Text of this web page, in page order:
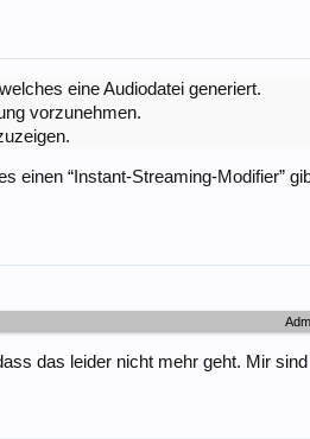
eine Audiodatei generiert.
vorzunehmen.
einen “Instant-Streaming-Modifier”
das leider nicht mehr geht. Mir